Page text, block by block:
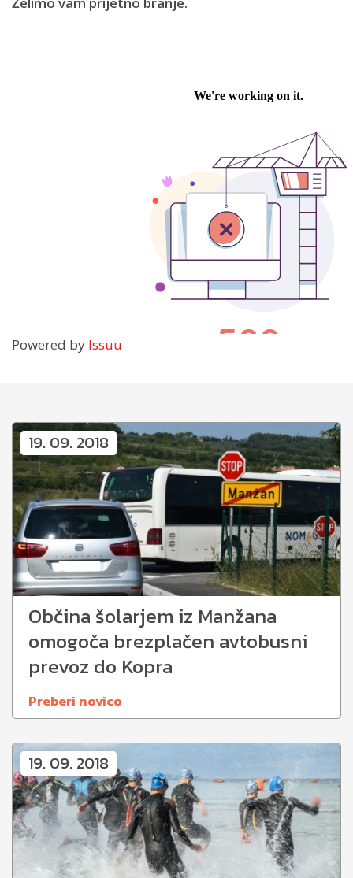
Powered by Issuu
19. 09. 2018
Občina šolarjem iz Manžana
omogoča brezplačen avtobusni
prevoz do Kopra
Preberi novico
19. 09. 2018